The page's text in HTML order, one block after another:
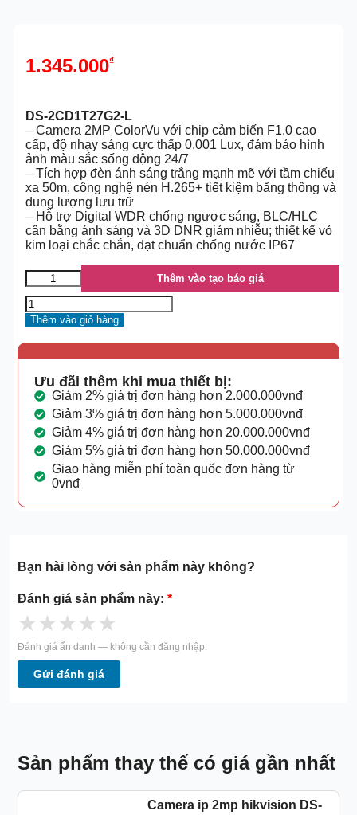
1.345.000₫
DS-2CD1T27G2-L
– Camera 2MP ColorVu với chip cảm biến F1.0 cao
cấp, độ nhạy sáng cực thấp 0.001 Lux, đảm bảo hình
ảnh màu sắc sống động 24/7
– Tích hợp đèn ánh sáng trắng mạnh mẽ với tầm chiếu
xa 50m, công nghệ nén H.265+ tiết kiệm băng thông và
dung lượng lưu trữ
– Hỗ trợ Digital WDR chống ngược sáng, BLC/HLC
cân bằng ánh sáng và 3D DNR giảm nhiễu; thiết kế vỏ
kim loại chắc chắn, đạt chuẩn chống nước IP67
Thêm vào tạo báo giá
Thêm vào giỏ hàng
Ưu đãi thêm khi mua thiết bị:
Giảm 2% giá trị đơn hàng hơn 2.000.000vnđ
Giảm 3% giá trị đơn hàng hơn 5.000.000vnđ
Giảm 4% giá trị đơn hàng hơn 20.000.000vnđ
Giảm 5% giá trị đơn hàng hơn 50.000.000vnđ
Giao hàng miễn phí toàn quốc đơn hàng từ
0vnđ
Bạn hài lòng với sản phẩm này không?
Đánh giá sản phẩm này:*
★★★★★
Đánh giá ẩn danh — không cần đăng nhập.
Gửi đánh giá
Sản phẩm thay thế có giá gần nhất
Camera ip 2mp hikvision DS-